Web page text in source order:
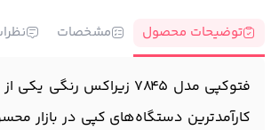
توضیحات محصول مشخصات
فتوکپی مدل 7845 زیراکس
کارآمدترین دستگاه‌های کپی در بازار